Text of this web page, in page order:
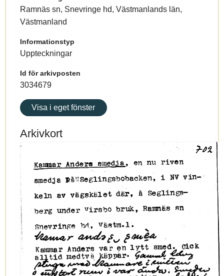
Ramnäs sn, Snevringe hd, Västmanlands län,
Västmanland
Informationstyp
Uppteckningar
Id för arkivposten
3034679
Visa i eget fönster
Arkivkort